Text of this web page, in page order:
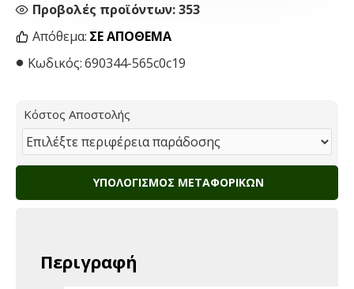
Απόθεμα: ΣΕ ΑΠΌΘΕΜΑ
Κωδικός:690344-565c0c19
Προβολές προϊόντων: 353
Κόστος Αποστολής
ΥΠΟΛΟΓΙΣΜΌΣ ΜΕΤΑΦΟΡΙΚΏΝ
Περιγραφή